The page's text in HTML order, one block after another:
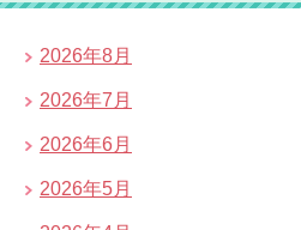
2026年8月
2026年7月
2026年6月
2026年5月